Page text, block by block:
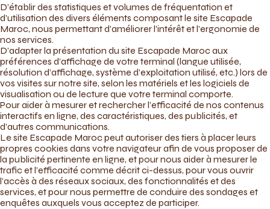
D’établir des statistiques et volumes de fréquentation et
d’utilisation des divers éléments composant le site Escapade
Maroc, nous permettant d’améliorer l’intérêt et l’ergonomie de
nos services.
D’adapter la présentation du site Escapade Maroc aux
préférences d’affichage de votre terminal (langue utilisée,
résolution d’affichage, système d’exploitation utilisé, etc.) lors de
vos visites sur notre site, selon les matériels et les logiciels de
visualisation ou de lecture que votre terminal comporte.
Pour aider à mesurer et rechercher l’efficacité de nos contenus
interactifs en ligne, des caractéristiques, des publicités, et
d’autres communications.
Le site Escapade Maroc peut autoriser des tiers à placer leurs
propres cookies dans votre navigateur afin de vous proposer de
la publicité pertinente en ligne, et pour nous aider à mesurer le
trafic et l’efficacité comme décrit ci-dessus, pour vous ouvrir
l’accès à des réseaux sociaux, des fonctionnalités et des
services, et pour nous permettre de conduire des sondages et
enquêtes auxquels vous acceptez de participer.